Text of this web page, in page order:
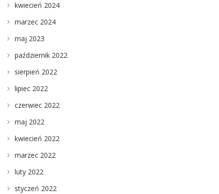
kwiecień 2024
marzec 2024
maj 2023
październik 2022
sierpień 2022
lipiec 2022
czerwiec 2022
maj 2022
kwiecień 2022
marzec 2022
luty 2022
styczeń 2022